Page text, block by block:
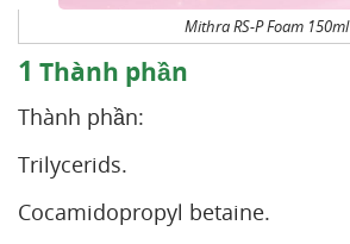
Mithra RS-P Foam 150ml
1 Thành phần
Thành phần:
Trilycerids.
Cocamidopropyl betaine.